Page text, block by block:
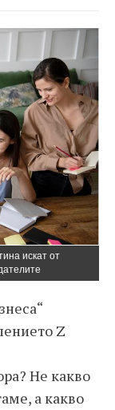
искат от
Z
Не какво
а какво